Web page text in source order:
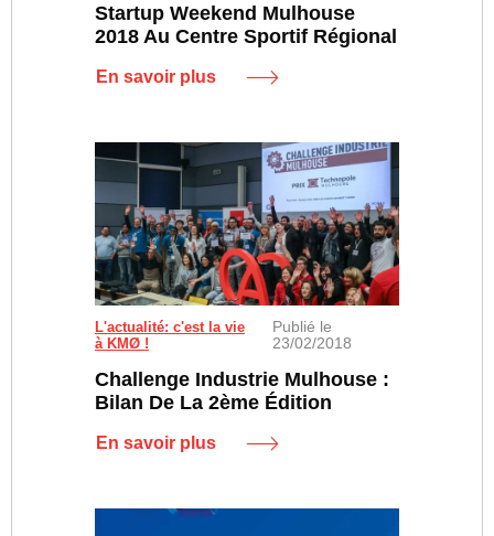
Startup Weekend Mulhouse
2018 Au Centre Sportif Régional
En savoir plus
Challenge Industrie Mulhouse : les participants de
L'actualité: c'est la vie
à KMØ !
Publié le
23/02/2018
Challenge Industrie Mulhouse :
Bilan De La 2ème Édition
En savoir plus